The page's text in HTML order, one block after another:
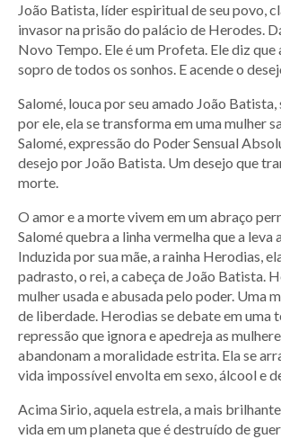
João Batista, líder espiritual de seu povo,
invasor na prisão do palácio de Herodes.
Novo Tempo. Ele é um Profeta. Ele diz que
sopro de todos os sonhos. E acende o
Salomé, louca por seu amado João
por ele, ela se transforma em uma mulher
Salomé, expressão do Poder Sensual
desejo por João Batista. Um desejo que
morte.
O amor e a morte vivem em um abraço
Salomé quebra a linha vermelha que a leva
Induzida por sua mãe, a rainha Herodias,
padrasto, o rei, a cabeça de João Batista.
mulher usada e abusada pelo poder. Uma
de liberdade. Herodias se debate em uma
repressão que ignora e apedreja as
abandonam a moralidade estrita. Ela se
vida impossível envolta em sexo, álcool e
Acima Sirio, aquela estrela, a mais
vida em um planeta que é destruído de